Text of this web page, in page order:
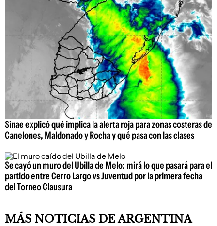
Sinae explicó qué implica la alerta roja para zonas costeras de
Canelones, Maldonado y Rocha y qué pasa con las clases
Se cayó un muro del Ubilla de Melo: mirá lo que pasará para el
partido entre Cerro Largo vs Juventud por la primera fecha
del Torneo Clausura
MÁS NOTICIAS DE ARGENTINA